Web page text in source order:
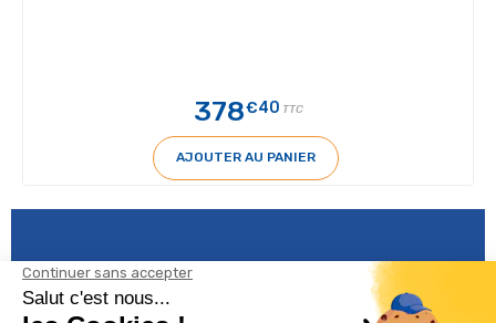
378€40 TTC
AJOUTER AU PANIER